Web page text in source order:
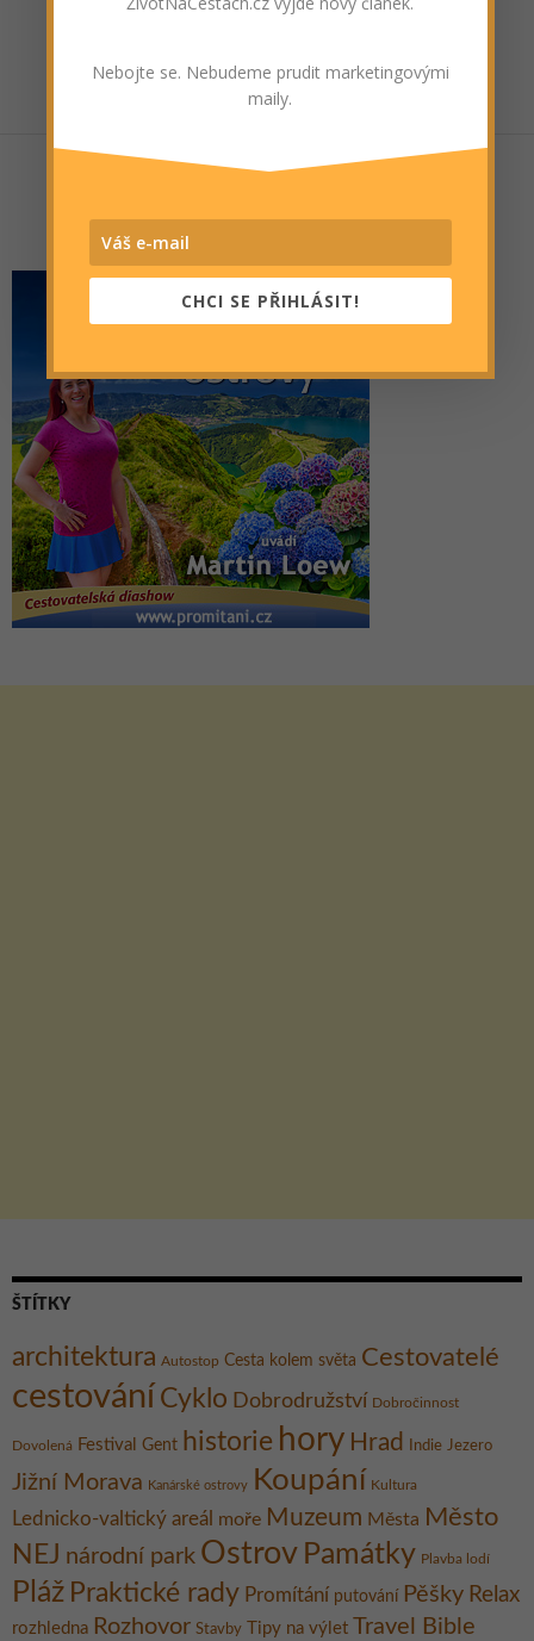
ŠTÍTKY
architektura Autostop Cesta kolem světa Cestovatelé
cestování Cyklo Dobrodružství Dobročinnost
Dovolená Festival Gent historie hory Hrad Indie Jezero
Jižní Morava Kanárské ostrovy Koupání Kultura
Lednicko-valtický areál moře Muzeum Města Město
NEJ národní park Ostrov Památky Plavba lodí
Pláž Praktické rady Promítání putování Pěšky Relax
rozhledna Rozhovor Stavby Tipy na výlet Travel Bible
Nebojte se. Nebudeme prudit marketingovými
maily.
CHCI SE PŘIHLÁSIT!